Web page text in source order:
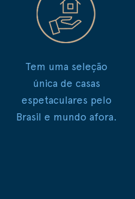
Tem uma seleção
única de casas
espetaculares pelo
Brasil e mundo afora.